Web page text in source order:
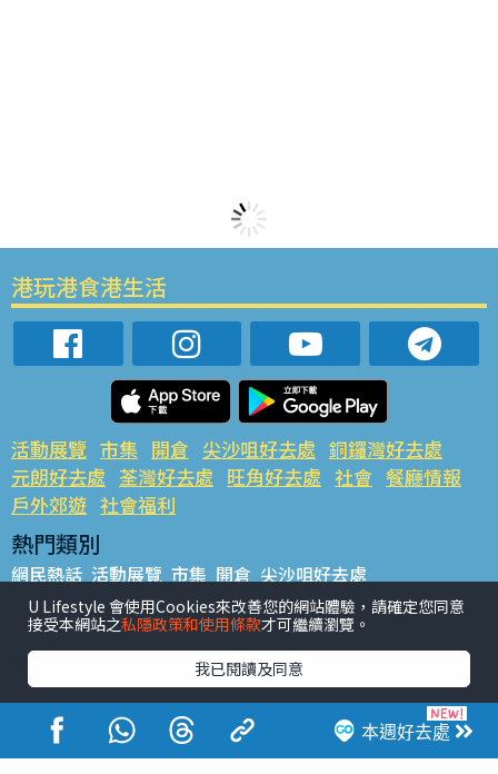
本週好去處
港玩港食港生活
活動展覽 市集 開倉 尖沙咀好去處 銅鑼灣好去處
元朗好去處 荃灣好去處 旺角好去處 社會 餐廳情報
戶外郊遊 社會福利
熱門類別
網民熱話 活動展覽 市集 開倉 尖沙咀好去處
銅鑼灣好去處 元朗好去處 荃灣好去處 旺角好去處 社會
餐廳情報 戶外郊遊
熱門標籤
#UGO搵好去處 #人氣活動推介 #美食社群熱話
#親子玩樂好去處
#ULifestyle應用程式
#限時搶
#UJetso禮物放送
#ULifestyle商戶中心 #著數 #網絡熱話
U Lifestyle 會使用Cookies來改善您的網站體驗，請確定您同意
接受本網站之私隱政策和使用條款才可繼續瀏覽。
我已閱讀及同意